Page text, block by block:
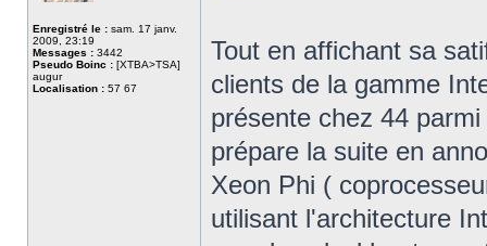
Enregistré le : sam. 17 janv.
2009, 23:19
Messages : 3442
Pseudo Boinc : [XTBA>TSA]
augur
Localisation : 57 67
Tout en affichant sa
clients de la gamme
présente chez 44
prépare la suite en
Xeon Phi (
utilisant l'architecture